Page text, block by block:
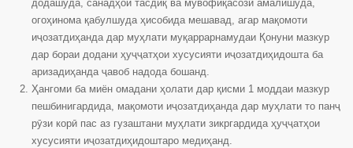
додашуда, санадҳои тасдиқ ва мувофиқасозӣ амалишуда,
огоҳинома қабулшуда ҳисобида мешавад, агар мақомоти
иҷозатдиҳанда дар муҳлати муқаррарнамудаи Қонуни мазкур
дар бораи додани ҳуҷҷатҳои хусусияти иҷозатдиҳидошта ба
аризадиҳанда ҷавоб надода бошанд.
Ҳангоми ба миён омадани ҳолати дар қисми 1 моддаи мазкур
пешбинигардида, мақомоти иҷозатдиҳанда дар муҳлати то панҷ
рӯзи корӣ пас аз гузаштани муҳлати зикргардида ҳуҷҷатҳои
хусусияти иҷозатдиҳидоштаро медиҳанд.